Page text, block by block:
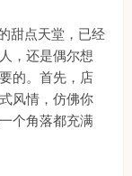
甜点天堂，已经
，还是偶尔想
的。首先，店
风情，仿佛你
个角落都充满